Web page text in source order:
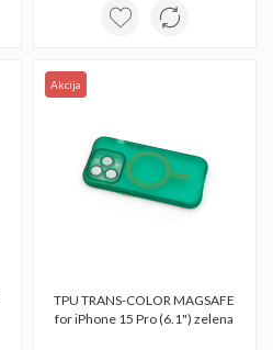
Akcija
TPU TRANS-COLOR MAGSAFE
for iPhone 15 Pro (6.1") zelena